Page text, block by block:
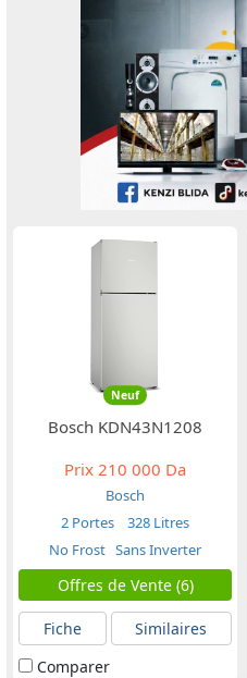
Neuf
Bosch KDN43N1208
Prix 210 000 Da
Bosch
2 Portes
328 Litres
No Frost Sans Inverter
Offres de Vente (6)
Fiche
Similaires
Comparer